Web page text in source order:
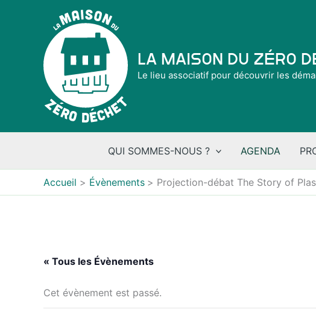
La Maison du Zéro
Le lieu associatif pour découvrir les
QUI SOMMES-NOUS ? AGENDA
Accueil Évènements Projection-débat The Story of
« Tous les Évènements
Cet évènement est passé.